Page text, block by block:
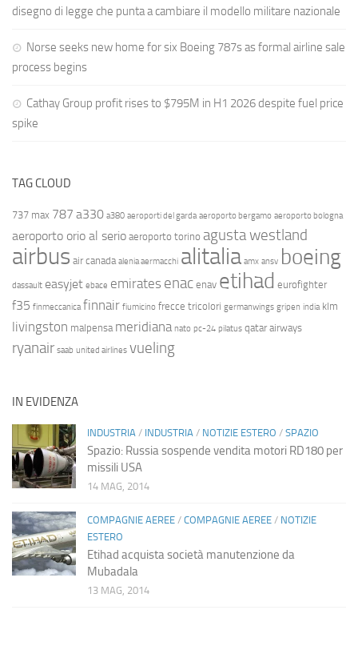
disegno di legge che punta a cambiare il modello militare nazionale
Norse seeks new home for six Boeing 787s as formal airline sale
process begins
Cathay Group profit rises to $795M in H1 2026 despite fuel price
spike
TAG CLOUD
737 max 787 a330 a380 aeroporti del garda aeroporto bergamo aeroporto bologna
aeroporto orio al serio aeroporto torino agusta westland
airbus air canada alenia aermacchi alitalia amx ansv boeing
dassault easyjet ebace emirates enac enav etihad eurofighter
f35 finmeccanica finnair fiumicino frecce tricolori germanwings gripen india klm
livingston malpensa meridiana nato pc-24 pilatus qatar airways
ryanair saab united airlines vueling
IN EVIDENZA
INDUSTRIA / INDUSTRIA / NOTIZIE ESTERO / SPAZIO
Spazio: Russia sospende vendita motori RD180 per
missili USA
14 MAG, 2014
COMPAGNIE AEREE / COMPAGNIE AEREE / NOTIZIE
ESTERO
Etihad acquista società manutenzione da
Mubadala
13 MAG, 2014